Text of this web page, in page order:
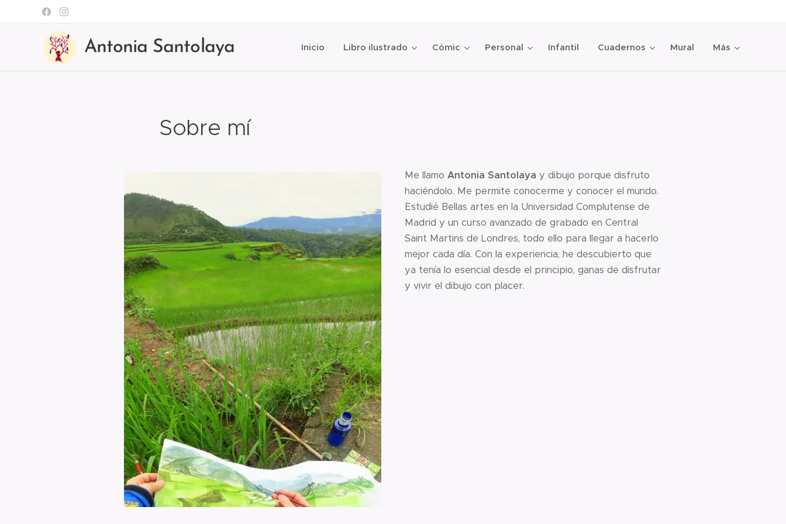
Antonia Santolaya Inicio Libro ilustrado Cómic Personal Infantil Cuadernos Mural Más
Sobre mí
Me llamo Antonia Santolaya y dibujo porque disfruto
haciéndolo. Me permite conocerme y conocer el mundo.
Estudié Bellas artes en la Universidad Complutense de
Madrid y un curso avanzado de grabado en Central
Saint Martins de Londres, todo ello para llegar a hacerlo
mejor cada día. Con la experiencia, he descubierto que
ya tenía lo esencial desde el principio, ganas de disfrutar
y vivir el dibujo con placer.